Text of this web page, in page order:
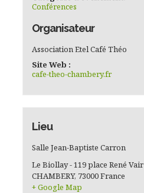
Conférences
Organisateur
Association Etel Café Théo
Site Web :
cafe-theo-chambery.fr
Lieu
Salle Jean-Baptiste Carron
Le Biollay - 119 place René Vair
CHAMBERY, 73000France
+ Google Map